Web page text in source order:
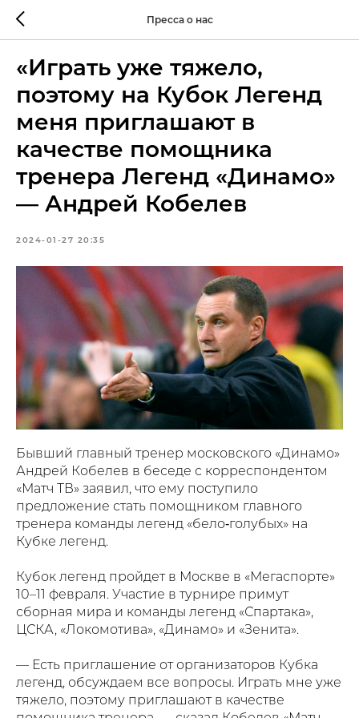
Пресса о нас
«Играть уже тяжело,
поэтому на Кубок Легенд
меня приглашают в
качестве помощника
тренера Легенд «Динамо»
— Андрей Кобелев
2024-01-27 20:35
Бывший главный тренер московского «Динамо»
Андрей Кобелев в беседе с корреспондентом
«Матч ТВ» заявил, что ему поступило
предложение стать помощником главного
тренера команды легенд «бело‑голубых» на
Кубке легенд.
Кубок легенд пройдет в Москве в «Мегаспорте»
10–11 февраля. Участие в турнире примут
сборная мира и команды легенд «Спартака»,
ЦСКА, «Локомотива», «Динамо» и «Зенита».
— Есть приглашение от организаторов Кубка
легенд, обсуждаем все вопросы. Играть мне уже
тяжело, поэтому приглашают в качестве